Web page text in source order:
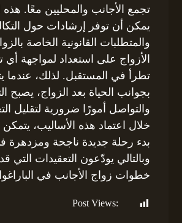
تجمع الأجانب والمحليين معًا.
يمكن أن توفر إرشادات حول
والمتطلبات القانونية الخاصة
الأزواج على استعداد لمواجهة أي
تطرأ في المستقبل. لذلك، عندما
بجوانب الحياة بعد الزواج، يصبح
والتواصل أمورًا ضرورية لتقليل
خلال اعتماد هذه الأساليب،
بدء رحلة جديدة ناجحة ومزدهرة
وبالتالي يودّعون التعقيدات التي
خطوات زواج الأجانب في
Post Views: